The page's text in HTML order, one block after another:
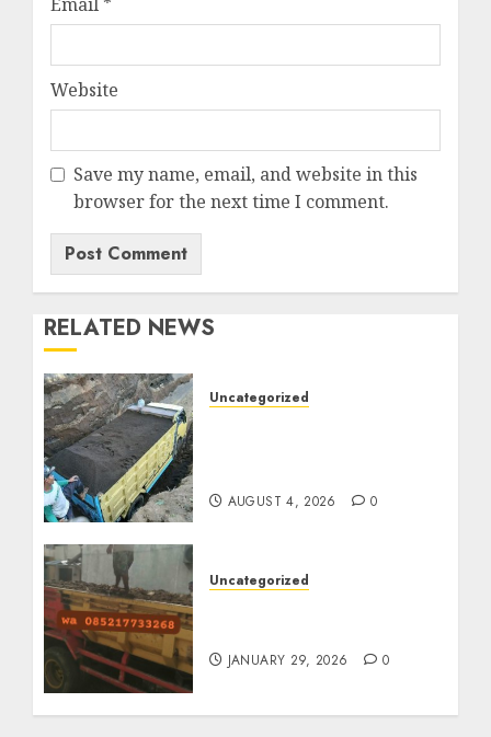
Website
Save my name, email, and website in this
browser for the next time I comment.
RELATED NEWS
Uncategorized
AUGUST 4, 2026 0
Uncategorized
JANUARY 29, 2026 0